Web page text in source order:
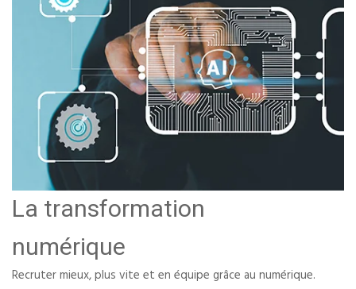
La transformation
numérique
Recruter mieux, plus vite et en équipe grâce au numérique.